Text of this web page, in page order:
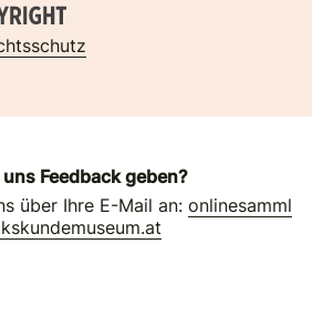
Feedback geben?
über Ihre E-Mail an:onlinesamml